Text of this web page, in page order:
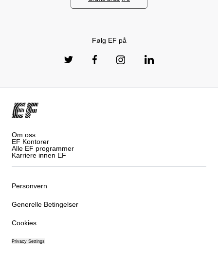
Følg EF på
Om oss
EF Kontorer
Alle EF programmer
Karriere innen EF
Personvern
Generelle Betingelser
Cookies
Privacy Settings